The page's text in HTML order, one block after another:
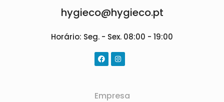
hygieco@hygieco.pt
Horário: Seg. - Sex. 08:00 - 19:00
Empresa